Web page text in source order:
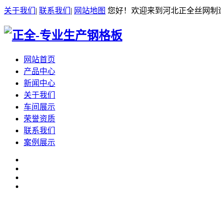
关于我们 | 联系我们 | 网站地图 您好！欢迎来到河北正全丝网制
网站首页
产品中心
新闻中心
关于我们
车间展示
荣誉资质
联系我们
案例展示